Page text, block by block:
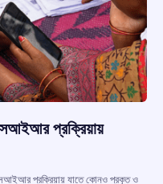
প্রক্রিয়ায়
প্রক্রিয়ায় যাতে কোনও প্রকৃত ও